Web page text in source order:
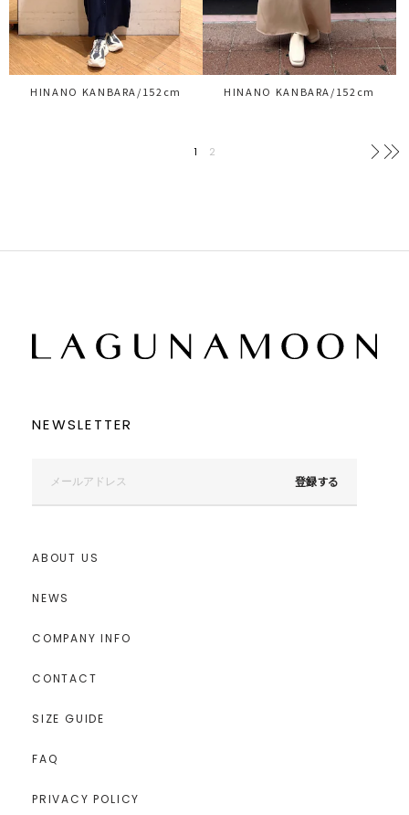
HINANO KANBARA/152cm HINANO KANBARA/152cm
1 2 次へ
NEWSLETTER
登録する
ABOUT US
NEWS
COMPANY INFO
CONTACT
SIZE GUIDE
FAQ
PRIVACY POLICY